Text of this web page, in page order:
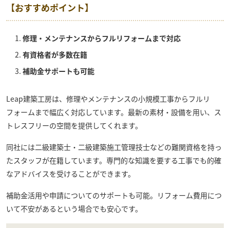
【おすすめポイント】
修理・メンテナンスからフルリフォームまで対応
有資格者が多数在籍
補助金サポートも可能
Leap建築工房は、修理やメンテナンスの小規模工事からフルリ
フォームまで幅広く対応しています。最新の素材・設備を用い、ス
トレスフリーの空間を提供してくれます。
同社には二級建築士・二級建築施工管理技士などの難関資格を持っ
たスタッフが在籍しています。専門的な知識を要する工事でも的確
なアドバイスを受けることができます。
補助金活用や申請についてのサポートも可能。リフォーム費用につ
いて不安があるという場合でも安心です。